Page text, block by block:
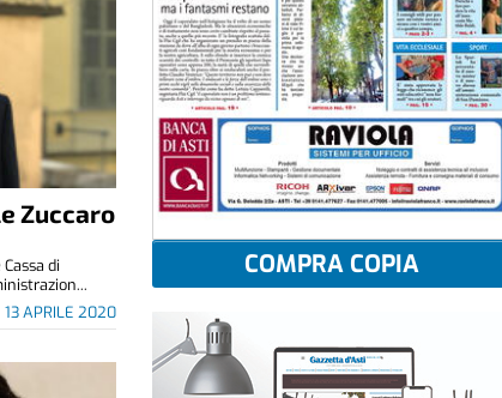
Zuccaro
13 APRILE 2020
di
COMPRA COPIA